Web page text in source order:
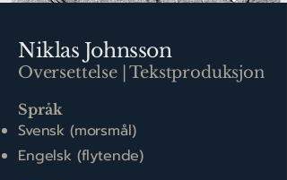
Niklas Johnsson
Oversettelse | Tekstproduksjon
Språk
Svensk (morsmål)
Engelsk (flytende)